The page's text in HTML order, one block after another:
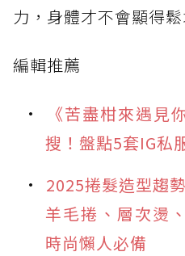
力，身體才不會顯得鬆
編輯推薦
《苦盡柑來遇見
搜！盤點5套IG私
2025捲髮造型趨
羊毛捲、層次燙
時尚懶人必備